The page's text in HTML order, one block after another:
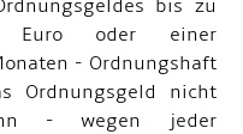
bis zu
Euro oder einer
- Ordnungshaft
Ordnungsgeld nicht
- wegen jeder